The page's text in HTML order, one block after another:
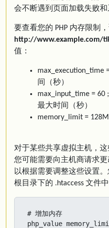
会不断遇到页面加载失败和
要查看您的 PHP 内存限制，
http://www.example.com/
值：
max_execution_time
间（秒）
max_input_time =
最大时间（秒）
memory_limit =
对于某些共享虚拟主机，
您可能需要向主机商请求
以根据需要调整这些设置
根目录下的 .htaccess 文件
# 增加内存
php_value